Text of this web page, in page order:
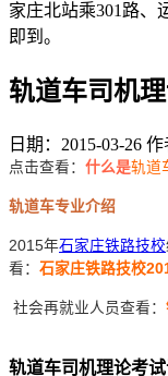
家庄北站乘301路、
即到。
轨道车司机
日期：2015-03-26 作
点击查看： 什么是轨道
轨道车专业介绍
2015年石家庄铁路技校
看： 石家庄铁路技校
社会再就业人员查看：
轨道车司机理论考